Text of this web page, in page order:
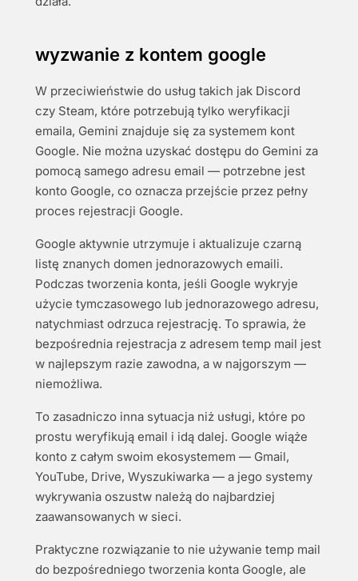
wyzwanie z kontem google
W przeciwieństwie do usług takich jak Discord
czy Steam, które potrzebują tylko weryfikacji
emaila, Gemini znajduje się za systemem kont
Google. Nie można uzyskać dostępu do Gemini za
pomocą samego adresu email — potrzebne jest
konto Google, co oznacza przejście przez pełny
proces rejestracji Google.
Google aktywnie utrzymuje i aktualizuje czarną
listę znanych domen jednorazowych emaili.
Podczas tworzenia konta, jeśli Google wykryje
użycie tymczasowego lub jednorazowego adresu,
natychmiast odrzuca rejestrację. To sprawia, że
bezpośrednia rejestracja z adresem temp mail jest
w najlepszym razie zawodna, a w najgorszym —
niemożliwa.
To zasadniczo inna sytuacja niż usługi, które po
prostu weryfikują email i idą dalej. Google wiąże
konto z całym swoim ekosystemem — Gmail,
YouTube, Drive, Wyszukiwarka — a jego systemy
wykrywania oszustw należą do najbardziej
zaawansowanych w sieci.
Praktyczne rozwiązanie to nie używanie temp mail
do bezpośredniego tworzenia konta Google, ale